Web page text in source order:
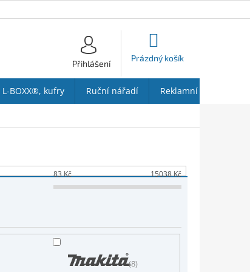
Přihlášení
Prázdný košík
BOXX®, kufry Ruční nářadí Reklamní předměty
83Kč 15038Kč
8